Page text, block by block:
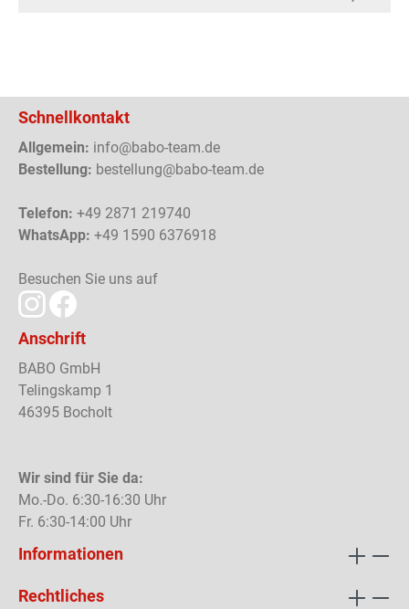
Schnellkontakt
Allgemein: info@babo-team.de
Bestellung: bestellung@babo-team.de
Telefon: +49 2871 219740
WhatsApp: +49 1590 6376918
Besuchen Sie uns auf
Anschrift
BABO GmbH
Telingskamp 1
46395 Bocholt
Wir sind für Sie da:
Mo.-Do. 6:30-16:30 Uhr
Fr. 6:30-14:00 Uhr
Informationen
Rechtliches